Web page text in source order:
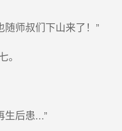
师叔们下山来了！”
后患...”